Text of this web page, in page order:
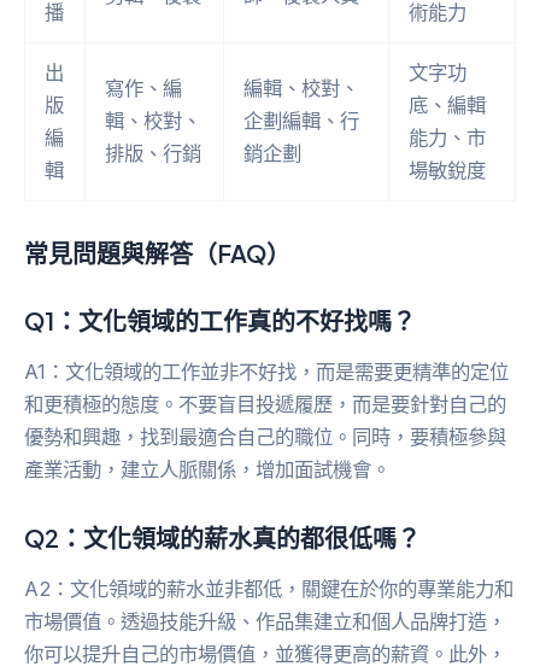
播
術能力
出
版
編
輯
寫作、編
輯、校對、
排版、行銷
編輯、校對、
企劃編輯、行
銷企劃
文字功
底、編輯
能力、市
場敏銳度
常見問題與解答（FAQ）
Q1：文化領域的工作真的不好找嗎？
A1：文化領域的工作並非不好找，而是需要更精準的定位
和更積極的態度。不要盲目投遞履歷，而是要針對自己的
優勢和興趣，找到最適合自己的職位。同時，要積極參與
產業活動，建立人脈關係，增加面試機會。
Q2：文化領域的薪水真的都很低嗎？
A2：文化領域的薪水並非都低，關鍵在於你的專業能力和
市場價值。透過技能升級、作品集建立和個人品牌打造，
你可以提升自己的市場價值，並獲得更高的薪資。此外，